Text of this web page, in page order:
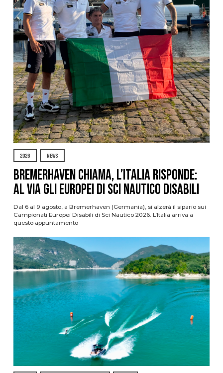
2026 NEWS
Bremerhaven chiama, l’Italia risponde:
al via gli Europei di Sci Nautico Disabili
Dal 6 al 9 agosto, a Bremerhaven (Germania), si alzerà il sipario sui
Campionati Europei Disabili di Sci Nautico 2026. L’Italia arriva a
questo appuntamento